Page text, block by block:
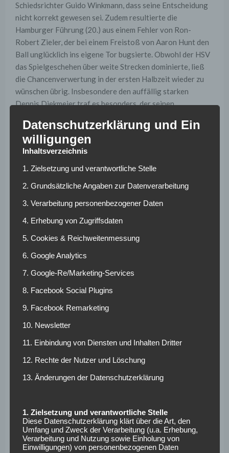
Schiedsrichter Guido Winkmann, dass seine Entscheidung
nicht korrekt gewesen sei. Zudem resultierte die
Hamburger Führung (20.) aus einem Fehler von Ron-
Robert Zieler, der bei einem Freistoß von Aaron Hunt den
Ball unglücklich ins eigene Tor bugsierte. Obwohl der HSV
das Spielgeschehen über weite Strecken dominierte, ließ
die Chancenverwertung in der ersten Halbzeit wieder zu
wünschen übrig. Insbesondere den auffällig starken
Dennis Diekmeier traf es besonders, der seinen
nicht traf. Stattdessen verschuldete er durch ein Handspiel
im eigenen Strafraum einen Elfmeter für die Gäste, den
Daniel Ginzcek souverän zum Ausgleich (55.) verwandelte.
Kostic und Arp
entscheiden Partie
Nur zehn Minuten später gingen die Hausherren wieder in
Führung. Eine maßgeschneiderte Diekmeier-Flanke von
einköpfte. Und auch der Hoffnungsträger Arp traf (69.).
Kurz nach der erneuten Führung zeigte das Talent seine
Qualitäten, setzte sich gegen die VfB-Abwehr durch und
Vollblutstürmer“, sagte HSV-Sportchef Jens Todt
gegenüber ‚Sky‘. Das Volksparkstadion feierte. Der zweite
Negativserie von acht Spielen ohne Sieg in Folge. Es war
zudem der 500. Bundesliga-Heimsieg der Rothosen.
Neue Impulse gesetzt
Gisdol schenkte den eingewechselten Spielern aus dem
Berlin-Spiel das Vertrauen – und verzichtete lieber auf die
erfahreneren Bobby Wood und André Hahn. Der 48-
jährige Trainer betont immer wieder, dass die Leistung für
Datenschutzerklärung und Ein
willigungen
Inhaltsverzeichnis
1. Zielsetzung und verantwortliche Stelle
2. Grundsätzliche Angaben zur Datenverarbeitung
3. Verarbeitung personenbezogener Daten
4. Erhebung von Zugriffsdaten
5. Cookies & Reichweitenmessung
6. Google Analytics
7. Google-Re/Marketing-Services
8. Facebook Social Plugins
9. Facebook Remarketing
10. Newsletter
11. Einbindung von Diensten und Inhalten Dritter
12. Rechte der Nutzer und Löschung
13. Änderungen der Datenschutzerklärung
1. Zielsetzung und verantwortliche Stelle
Diese Datenschutzerklärung klärt über die Art, den
Umfang und Zweck der Verarbeitung (u.a. Erhebung,
Verarbeitung und Nutzung sowie Einholung von
Einwilligungen) von personenbezogenen Daten